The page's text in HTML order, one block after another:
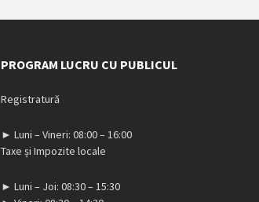
PROGRAM LUCRU CU PUBLICUL
Registratură
► Luni – Vineri: 08:00 – 16:00
Taxe și Impozite locale
► Luni – Joi: 08:30 – 15:30